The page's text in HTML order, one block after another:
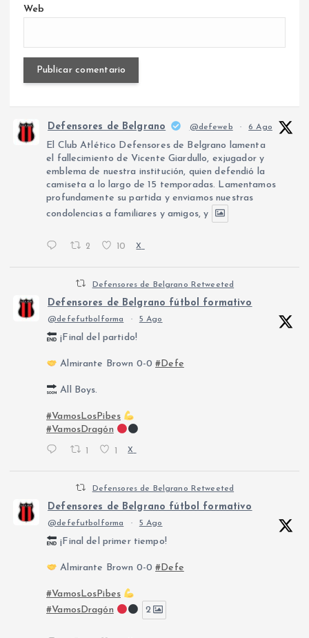
Web
Defensores de Belgrano @defeweb · 6 Ago
El Club Atlético Defensores de Belgrano lamenta
el fallecimiento de Vicente Giardullo, exjugador y
emblema de nuestra institución, quien defendió la
camiseta a lo largo de 15 temporadas. Lamentamos
profundamente su partida y enviamos nuestras
condolencias a familiares y amigos, y
2 10 X
Defensores de Belgrano Retweeted
Defensores de Belgrano fútbol formativo
@defefutbolforma · 5 Ago
¡Final del partido!
Almirante Brown 0-0#Defe
All Boys.
#VamosLosPibes
#VamosDragón
1 1 X
Defensores de Belgrano Retweeted
Defensores de Belgrano fútbol formativo
@defefutbolforma · 5 Ago
¡Final del primer tiempo!
Almirante Brown 0-0#Defe
#VamosLosPibes
#VamosDragón
2